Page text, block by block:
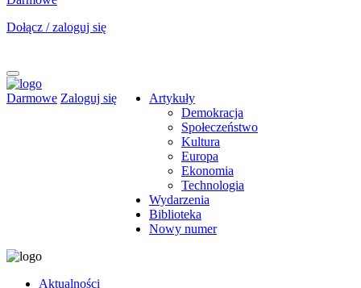
Dołącz / zaloguj się
Darmowe Zaloguj się
Artykuły
Demokracja
Społeczeństwo
Kultura
Europa
Ekonomia
Technologia
Wydarzenia
Biblioteka
Nowy numer
Aktualności